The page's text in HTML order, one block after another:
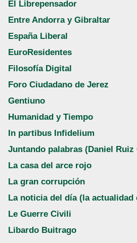
El Librepensador
Entre Andorra y Gibraltar
España Liberal
EuroResidentes
Filosofía Digital
Foro Ciudadano de Jerez
Gentiuno
Humanidad y Tiempo
In partibus Infidelium
Juntando palabras (Daniel Ruiz
La casa del arce rojo
La gran corrupción
La noticia del día (la actualidad
Le Guerre Civili
Libardo Buitrago